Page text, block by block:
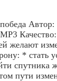
Автор:
желают
*
спутника
пути